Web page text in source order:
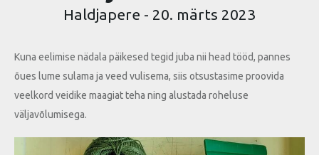
Haldjapere - 20. märts 2023
Kuna eelimise nädala päikesed tegid juba nii head tööd, pannes
õues lume sulama ja veed vulisema, siis otsustasime proovida
veelkord veidike maagiat teha ning alustada roheluse
väljavõlumisega.